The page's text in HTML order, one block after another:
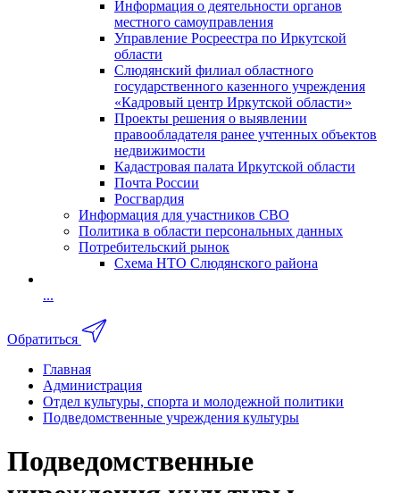
Информация о деятельности органов
местного самоуправления
Управление Росреестра по Иркутской
области
Слюдянский филиал областного
государственного казенного учреждения
«Кадровый центр Иркутской области»
Проекты решения о выявлении
правообладателя ранее учтенных объектов
недвижимости
Кадастровая палата Иркутской области
Почта России
Росгвардия
Информация для участников СВО
Политика в области персональных данных
Потребительский рынок
Схема НТО Слюдянского района
...
Обратиться
Главная
Администрация
Отдел культуры, спорта и молодежной политики
Подведомственные учреждения культуры
Подведомственные